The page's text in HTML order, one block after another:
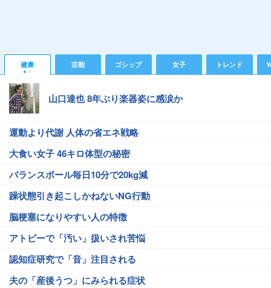
健康 芸能 ゴシップ 女子 トレンド
山口達也 8年ぶり楽器姿に感涙か
運動より代謝 人体の省エネ戦略
大食い女子 46キロ体型の秘密
バランスボール毎日10分で20kg減
躁状態引き起こしかねないNG行動
脳梗塞になりやすい人の特徴
アトピーで「汚い」扱いされ苦悩
認知症研究で「音」注目される
夫の「産後うつ」にみられる症状